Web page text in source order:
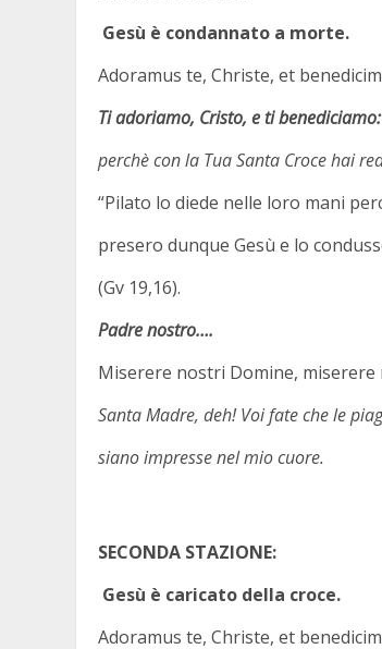
Gesù è condannato a morte.
Adoramus te, Christe, et
Ti adoriamo, Cristo, e ti benediciamo:
perchè con la Tua Santa Croce hai
“Pilato lo diede nelle loro mani
presero dunque Gesù e lo
(Gv 19,16).
Padre nostro….
Miserere nostri Domine, miserere
Santa Madre, deh! Voi fate che le
siano impresse nel mio cuore.
SECONDA STAZIONE:
Gesù è caricato della croce.
Adoramus te, Christe, et